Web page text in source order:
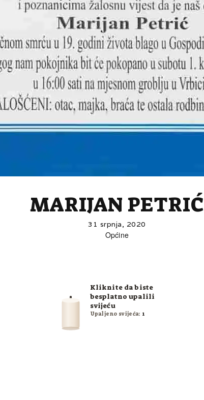
MARIJAN PETRIĆ
31 srpnja, 2020
Općine
Kliknite da biste
besplatno upalili
svijeću
Upaljeno svijeća: 1